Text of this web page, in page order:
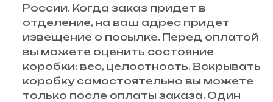
России. Когда заказ придет в
отделение, на ваш адрес придет
извещение о посылке. Перед оплатой
вы можете оценить состояние
коробки: вес, целостность. Вскрывать
коробку самостоятельно вы можете
только после оплаты заказа. Один